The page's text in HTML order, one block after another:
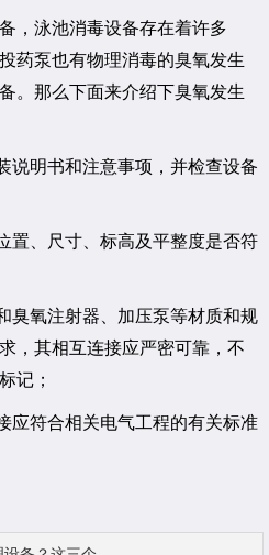
泳池消毒设备存在着许多
药泵也有物理消毒的臭氧发生
。那么下面来介绍下臭氧发生
明书和注意事项，并检查设备
、尺寸、标高及平整度是否符
氧注射器、加压泵等材质和规
，其相互连接应严密可靠，不
记；
符合相关电气工程的有关标准